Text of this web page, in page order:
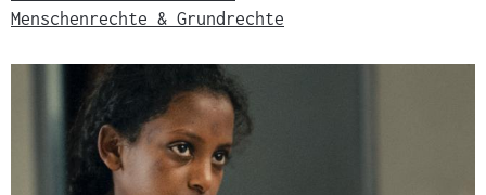
c
t
m
Menschenrechte & Grundrechte